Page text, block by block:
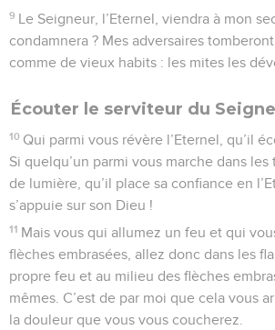
9 Le Seigneur, l’Eternel, viendra à mon
condamnera ? Mes adversaires
comme de vieux habits : les mites les
Écouter le serviteur du
10 Qui parmi vous révère l’Eternel, qu’il
Si quelqu’un parmi vous marche dans les
de lumière, qu’il place sa confiance en
s’appuie sur son Dieu !
11 Mais vous qui allumez un feu et qui
flèches embrasées, allez donc dans les
propre feu et au milieu des flèches
mêmes. C’est de par moi que cela vous
la douleur que vous vous coucherez.